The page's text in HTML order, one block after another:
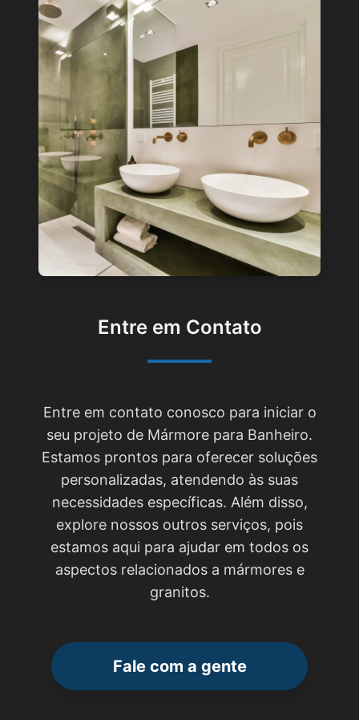
Entre em Contato
Entre em contato conosco para iniciar o
seu projeto de Mármore para Banheiro.
Estamos prontos para oferecer soluções
personalizadas, atendendo às suas
necessidades específicas. Além disso,
explore nossos outros serviços, pois
estamos aqui para ajudar em todos os
aspectos relacionados a mármores e
granitos.
Fale com a gente